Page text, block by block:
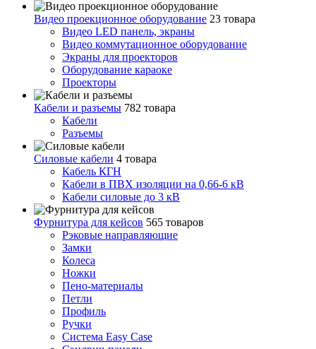
Видео проекционное оборудование 23 товара
Видео LED панель, экраны
Видео коммутационное оборудование
Экраны для проекторов
Оборудование караоке
Проекторы
Кабели и разъемы 782 товара
Кабели
Разъемы
Силовые кабели 4 товара
Кабель КГН
Кабели в ПВХ изоляции на 0,66-6 кВ
Кабели силовые до 3 кВ
Фурнитура для кейсов 565 товаров
Рэковые направляющие
Замки
Колеса
Ножки
Пено-материалы
Петли
Профиль
Ручки
Система Easy Case